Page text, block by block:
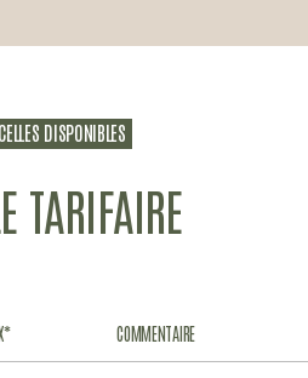
DISPONIBLES
TARIFAIRE
COMMENTAIRE